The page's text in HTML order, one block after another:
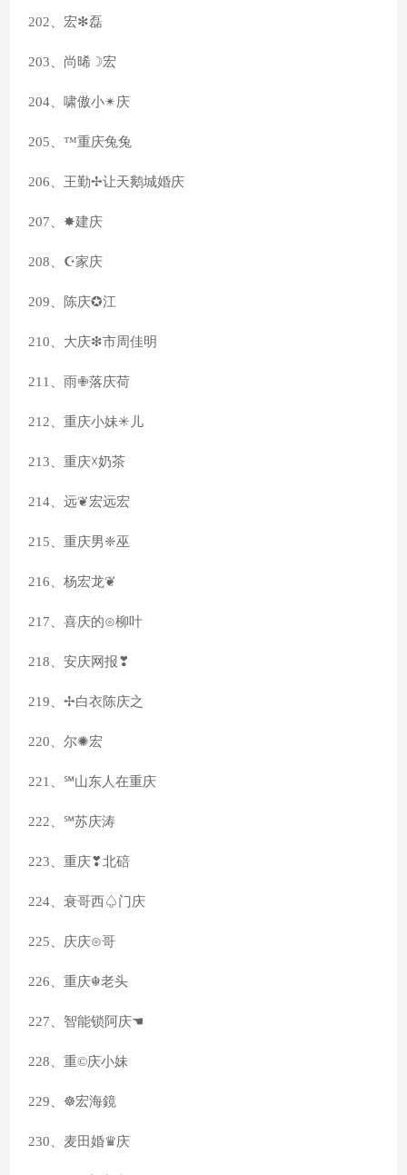
202、宏✻磊
203、尚晞☽宏
204、啸傲小✴庆
205、™重庆兔兔
206、王勤✢让天鹅城婚庆
207、✸建庆
208、☪家庆
209、陈庆✪江
210、大庆❇市周佳明
211、雨✙落庆荷
212、重庆小妹✳儿
213、重庆☓奶茶
214、远❦宏远宏
215、重庆男❈巫
216、杨宏龙❦
217、喜庆的⊙柳叶
218、安庆网报❣
219、✢白衣陈庆之
220、尔✺宏
221、℠山东人在重庆
222、℠苏庆涛
223、重庆❣北碚
224、衰哥西♤门庆
225、庆庆⊙哥
226、重庆☬老头
227、智能锁阿庆☚
228、重©庆小妹
229、☸宏海鏡
230、麦田婚♛庆